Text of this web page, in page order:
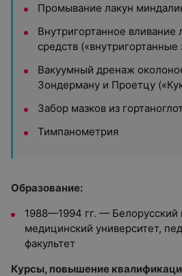
Промывание лакун
Внутригортанное вливание
средств («внутригортанные
Вакуумный дренаж
Зондерману и Проетцу
Забор мазков из
Тимпанометрия
Образование:
1988—1994 гг. — Белорусский
медицинский университет,
факультет
Курсы, повышение